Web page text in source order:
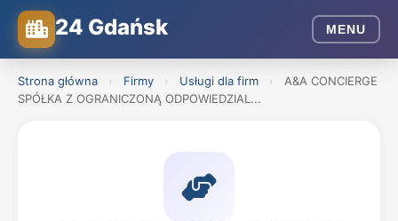
24 Gdańsk MENU
Strona główna › Firmy › Usługi dla firm ›
A&A CONCIERGE
SPÓŁKA Z OGRANICZONĄ ODPOWIEDZIAL...